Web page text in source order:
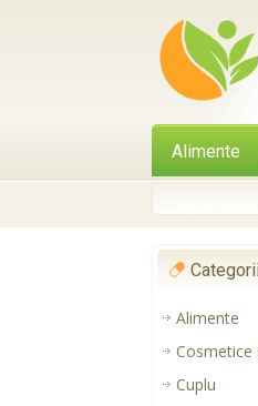
Alimente
Categorii
Alimente
Cosmetice
Cuplu